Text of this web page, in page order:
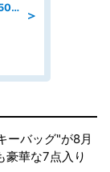
＞
一般事務・OA事務/事務&軽作業時給1500円土日祝休み各種社保完備
ーバッグ"が8月
豪華な7点入り